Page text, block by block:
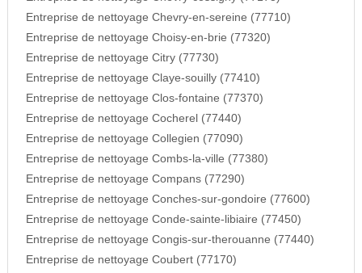
Entreprise de nettoyage Chevry-en-sereine (77710)
Entreprise de nettoyage Choisy-en-brie (77320)
Entreprise de nettoyage Citry (77730)
Entreprise de nettoyage Claye-souilly (77410)
Entreprise de nettoyage Clos-fontaine (77370)
Entreprise de nettoyage Cocherel (77440)
Entreprise de nettoyage Collegien (77090)
Entreprise de nettoyage Combs-la-ville (77380)
Entreprise de nettoyage Compans (77290)
Entreprise de nettoyage Conches-sur-gondoire (77600)
Entreprise de nettoyage Conde-sainte-libiaire (77450)
Entreprise de nettoyage Congis-sur-therouanne (77440)
Entreprise de nettoyage Coubert (77170)